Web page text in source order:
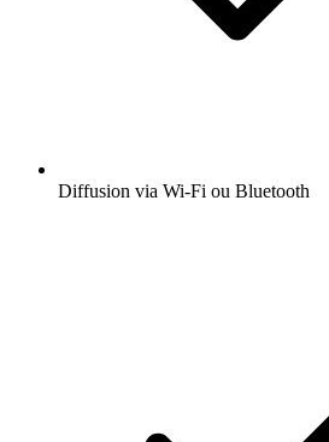
Diffusion via Wi-Fi ou Bluetooth